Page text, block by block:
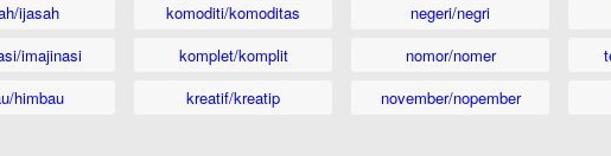
ijasah
imajinasi
himbau
komoditi/komoditas
komplet/komplit
kreatif/kreatip
negeri/negri
nomor/nomer
november/nopember